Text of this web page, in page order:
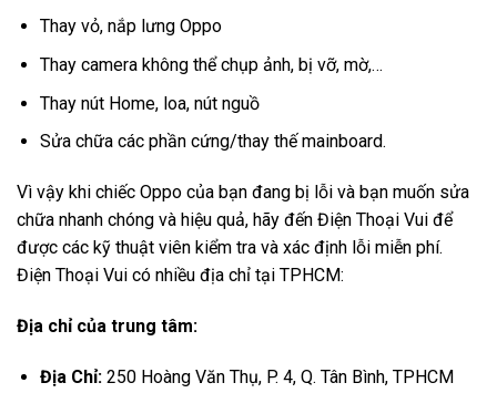
Thay vỏ, nắp lưng Oppo
Thay camera không thể chụp ảnh, bị vỡ, mờ,…
Thay nút Home, loa, nút nguồ
Sửa chữa các phần cứng/thay thế mainboard.
Vì vậy khi chiếc Oppo của bạn đang bị lỗi và bạn muốn sửa
chữa nhanh chóng và hiệu quả, hãy đến Điện Thoại Vui để
được các kỹ thuật viên kiểm tra và xác định lỗi miễn phí.
Điện Thoại Vui có nhiều địa chỉ tại TPHCM:
Địa chỉ của trung tâm:
Địa Chỉ:250 Hoàng Văn Thụ, P. 4, Q. Tân Bình, TPHCM